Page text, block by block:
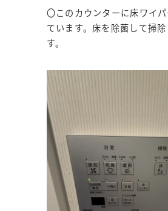
〇このカウンターに床ワイ
ています。床を除菌して掃
す。